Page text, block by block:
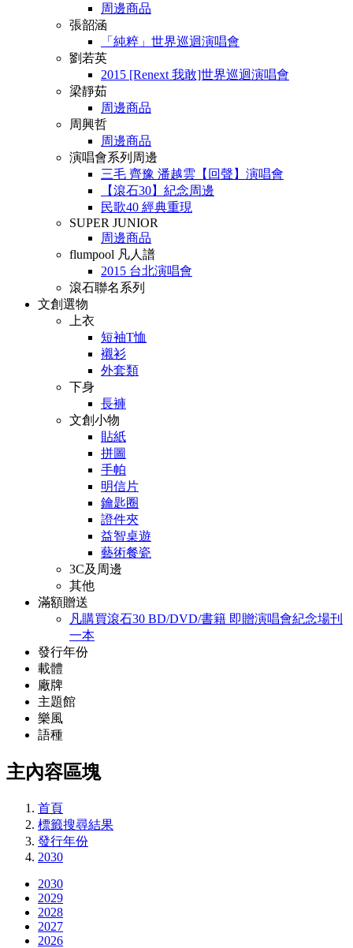
周邊商品
張韶涵
「純粹」世界巡迴演唱會
劉若英
2015 [Renext 我敢]世界巡迴演唱會
梁靜茹
周邊商品
周興哲
周邊商品
演唱會系列周邊
三毛 齊豫 潘越雲【回聲】演唱會
【滾石30】紀念周邊
民歌40 經典重現
SUPER JUNIOR
周邊商品
flumpool 凡人譜
2015 台北演唱會
滾石聯名系列
文創選物
上衣
短袖T恤
襯衫
外套類
下身
長褲
文創小物
貼紙
拼圖
手帕
明信片
鑰匙圈
證件夾
益智桌遊
藝術餐瓷
3C及周邊
其他
滿額贈送
凡購買滾石30 BD/DVD/書籍 即贈演唱會紀念場刊
一本
發行年份
載體
廠牌
主題館
樂風
語種
主內容區塊
首頁
標籤搜尋結果
發行年份
2030
2030
2029
2028
2027
2026